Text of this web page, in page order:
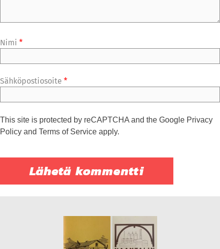
Nimi *
Sähköpostiosoite *
This site is protected by reCAPTCHA and the Google Privacy
Policy and Terms of Service apply.